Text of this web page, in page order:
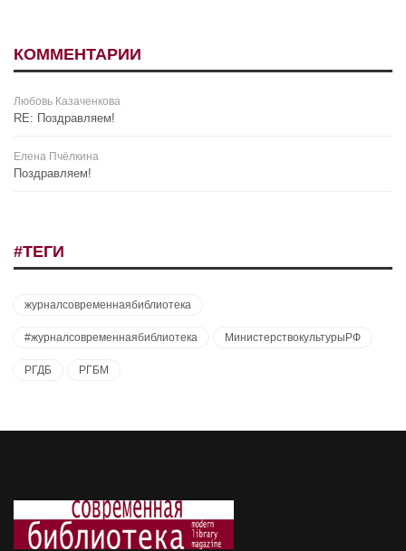
КОММЕНТАРИИ
Любовь Казаченкова
RE: Поздравляем!
Елена Пчёлкина
Поздравляем!
#ТЕГИ
журналсовременнаябиблиотека
#журналсовременнаябиблиотека МинистерствокультурыРФ
РГДБ РГБМ